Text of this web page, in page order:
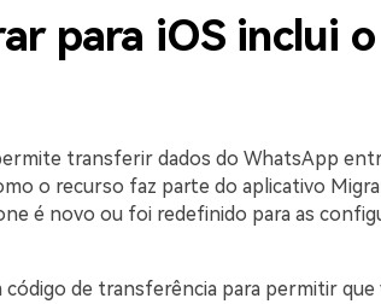
para iOS inclui o
transferir dados do WhatsApp
o recurso faz parte do aplicativo
é novo ou foi redefinido para as
de transferência para permitir que